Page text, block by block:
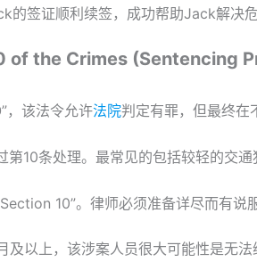
的签证顺利续签，成功帮助Jack解决危
of the Crimes (Sentencing
”，该法令允许法院判定有罪，但最终在
第10条处理。最常见的包括较轻的交
10”。律师必须准备详尽而有说
及以上，该涉案人员很大可能性是无